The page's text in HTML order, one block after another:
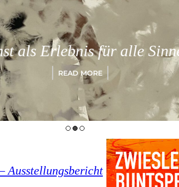
als Erlebnis für alle Sinne
READ MORE
Ausstellungsbericht